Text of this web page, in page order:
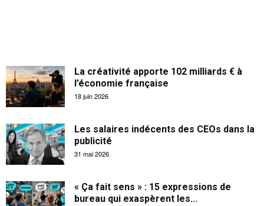
La créativité apporte 102 milliards € à
l’économie française
18 juin 2026
Les salaires indécents des CEOs dans la
publicité
31 mai 2026
« Ça fait sens » : 15 expressions de
bureau qui exaspèrent les...